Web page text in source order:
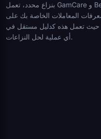
بنزاع محدد، تعمل GamCare و BeGambleAware بشكل مستقل عن أي
المعاملات الخاصة بك على
حيث تعمل هذه كدليل مستقل في
أي عملية لحل النزاعات.